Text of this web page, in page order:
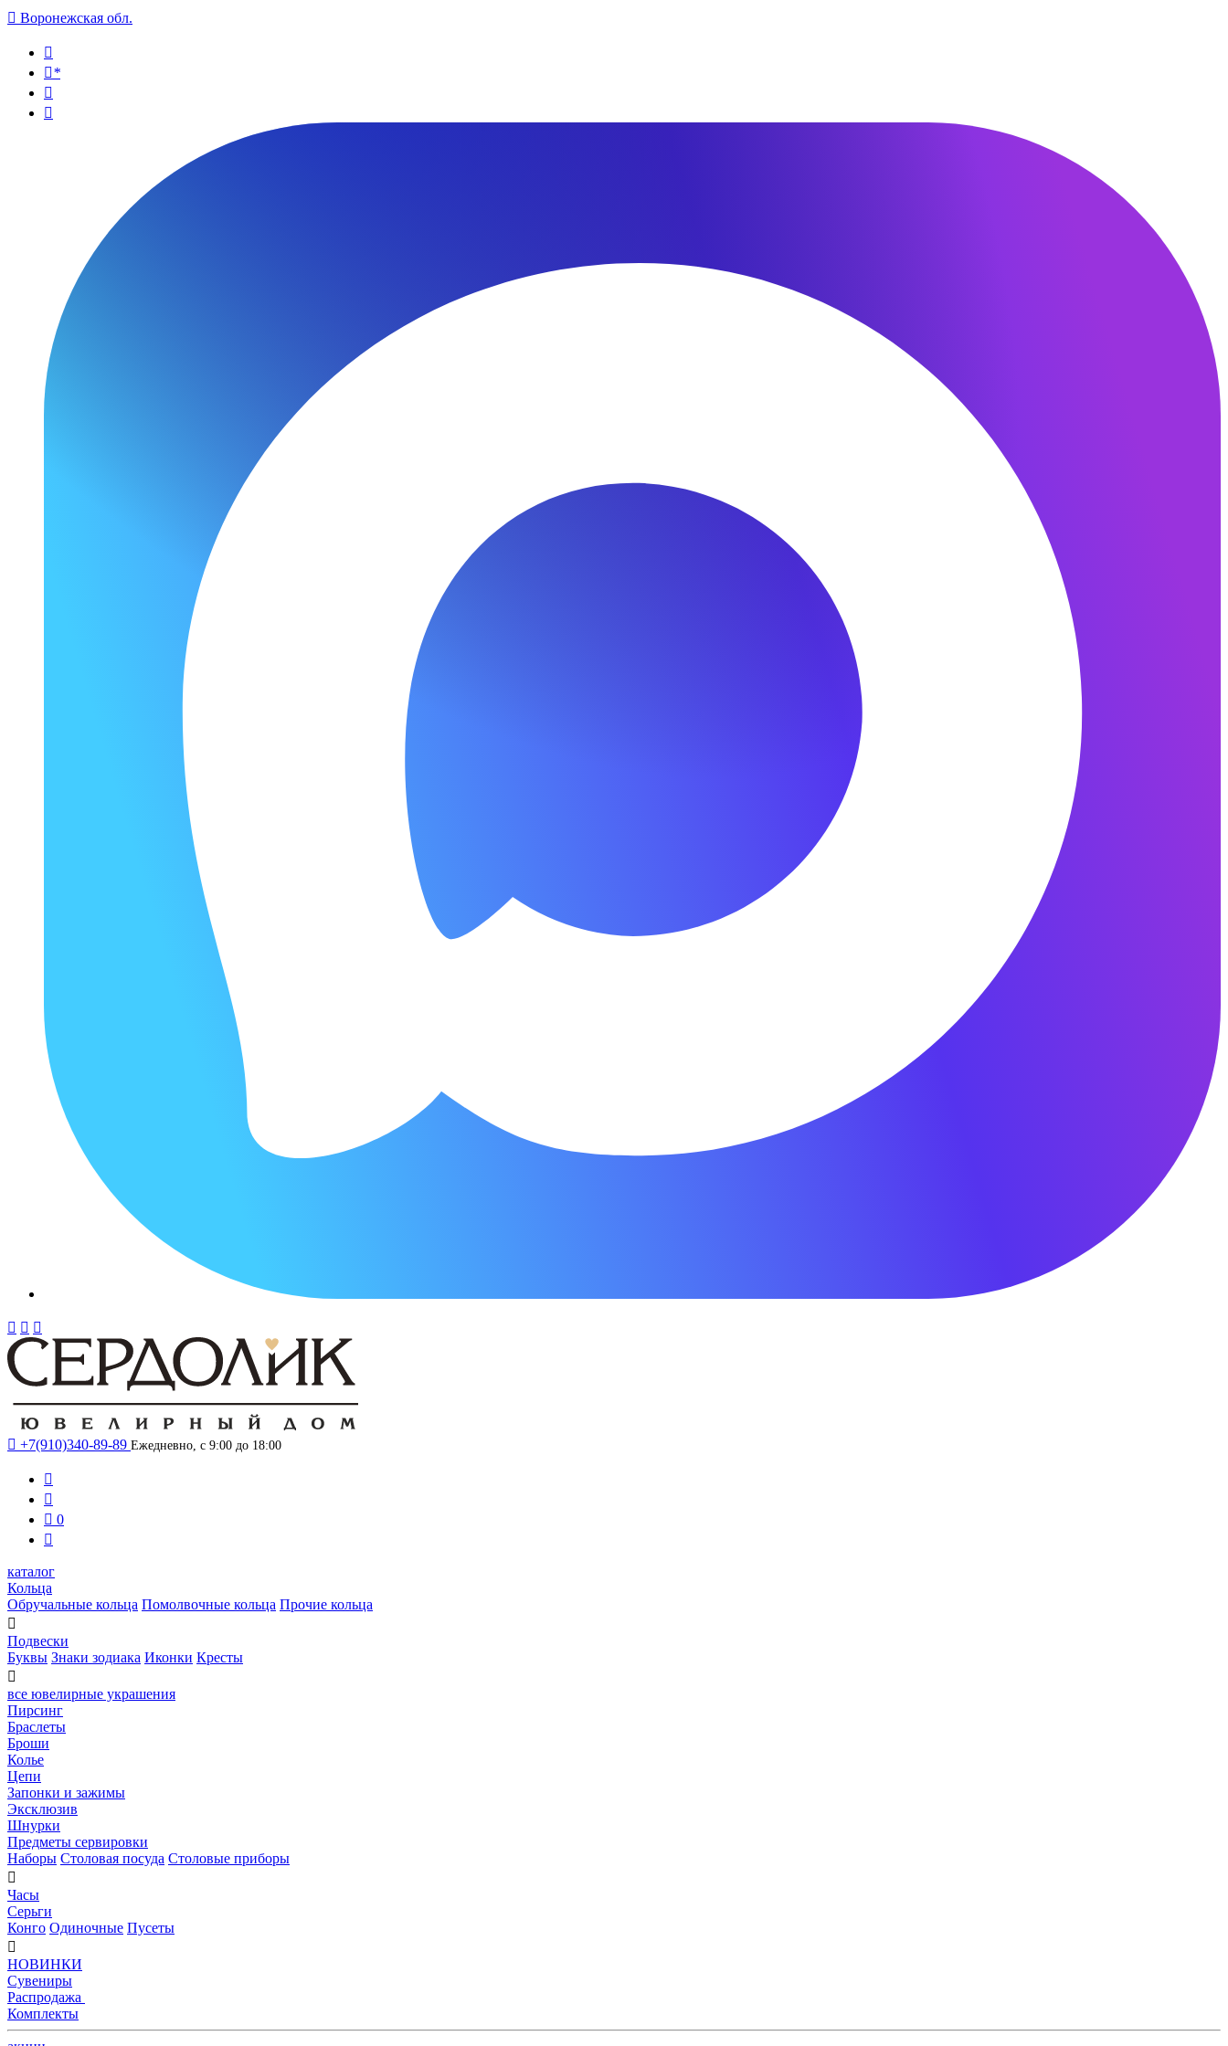
 Воронежская обл.

*


  
 +7(910)340-89-89 Ежедневно, с 9:00 до 18:00


 0

каталог
Кольца
Обручальные кольца Помолвочные кольца Прочие кольца

Подвески
Буквы Знаки зодиака Иконки Кресты

все ювелирные украшения
Пирсинг
Браслеты
Броши
Колье
Цепи
Запонки и зажимы
Эксклюзив
Шнурки
Предметы сервировки
Наборы Столовая посуда Столовые приборы

Часы
Серьги
Конго Одиночные Пусеты

НОВИНКИ
Сувениры
Распродажа
Комплекты